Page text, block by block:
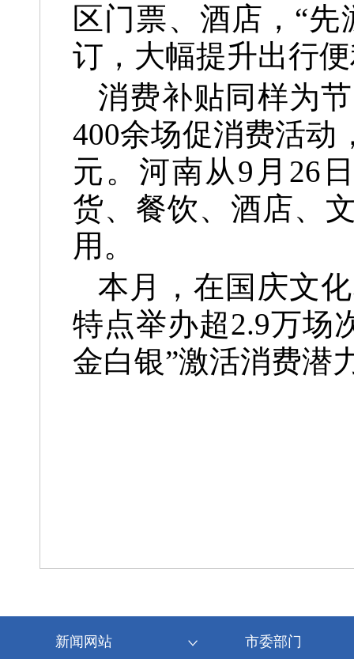
区门票、酒店，“
订，大幅提升出行
消费补贴同样为
400余场促消费活动
元。河南从9月26
货、餐饮、酒店、
用。
本月，在国庆文
特点举办超2.9万场
金白银”激活消费潜
新闻网站 市委部门